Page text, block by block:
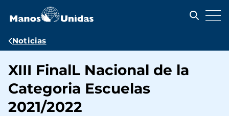
contenido
Ruta
navegación
Noticias
XIII FinalL Nacional de la
Categoria Escuelas
2021/2022